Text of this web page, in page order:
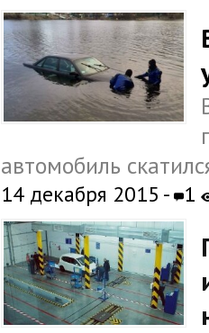
автомобиль
14 декабря 2015 - 1